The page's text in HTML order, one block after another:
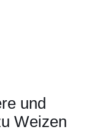
und
Weizen